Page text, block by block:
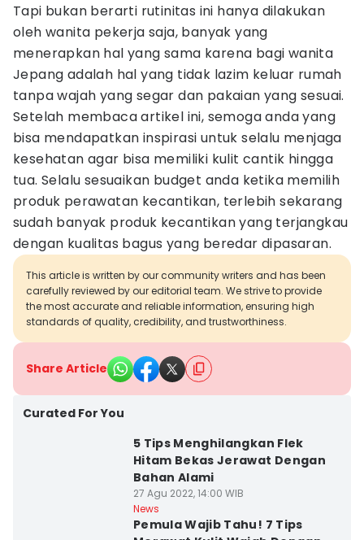
Tapi bukan berarti rutinitas ini hanya dilakukan
oleh wanita pekerja saja, banyak yang
menerapkan hal yang sama karena bagi wanita
Jepang adalah hal yang tidak lazim keluar rumah
tanpa wajah yang segar dan pakaian yang sesuai.
Setelah membaca artikel ini, semoga anda yang
bisa mendapatkan inspirasi untuk selalu menjaga
kesehatan agar bisa memiliki kulit cantik hingga
tua. Selalu sesuaikan budget anda ketika memilih
produk perawatan kecantikan, terlebih sekarang
sudah banyak produk kecantikan yang terjangkau
dengan kualitas bagus yang beredar dipasaran.
This article is written by our community writers and has been
carefully reviewed by our editorial team. We strive to provide
the most accurate and reliable information, ensuring high
standards of quality, credibility, and trustworthiness.
Share Article
Curated For You
5 Tips Menghilangkan Flek
Hitam Bekas Jerawat Dengan
Bahan Alami
27 Agu 2022, 14:00 WIB
News
Pemula Wajib Tahu! 7 Tips